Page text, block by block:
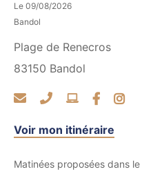
Le 09/08/2026
Bandol
Plage de Renecros
83150 Bandol
Voir mon itinéraire
Matinées proposées dans